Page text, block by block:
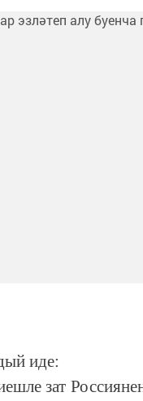
иде:
зат